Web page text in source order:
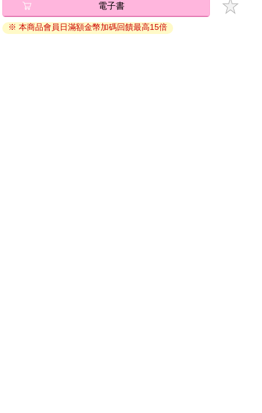
退換貨須知：
因版權保護，您在金石堂所購買的電子書僅能以金石堂專屬
電子書
※ 本商品會員日滿額金幣加碼回饋最高15倍